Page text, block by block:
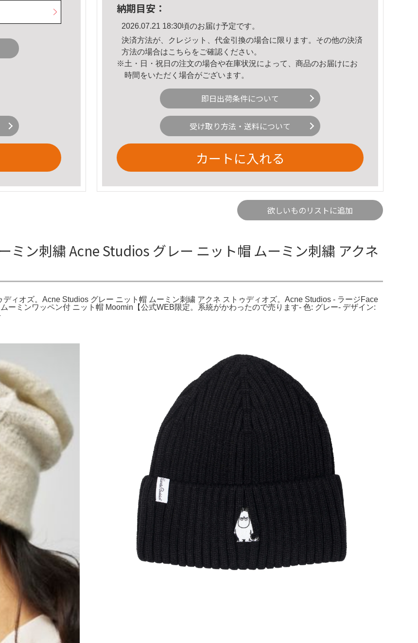
納期目安：
2026.07.21 18:30頃のお届け予定です。
決済方法が、クレジット、代金引換の場合に限ります。その他の決済
方法の場合はこちら をご確認ください。
※土・日・祝日の注文の場合や在庫状況によって、商品のお届けにお
時間をいただく場合がございます。
即日出荷条件について
受け取り方法・送料について
カートに入れる
欲しいものリストに追加
ミン刺繍 Acne Studios グレー ニット帽 ムーミン刺繍 アクネ
ィオズ。Acne Studios グレー ニット帽 ムーミン刺繍 アクネ ストゥディオズ。Acne Studios - ラージFace
ーミンワッペン付 ニット帽 Moomin【公式WEB限定。系統がかわったので売ります- 色: グレー- デザイン: